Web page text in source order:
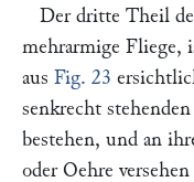
Der dritte Theil
mehrarmige Fliege,
aus Fig. 23
senkrecht
bestehen, und an
oder Oehre